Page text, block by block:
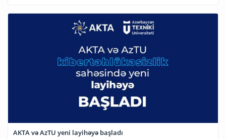
AKTA və AzTU yeni layihəyə başladı